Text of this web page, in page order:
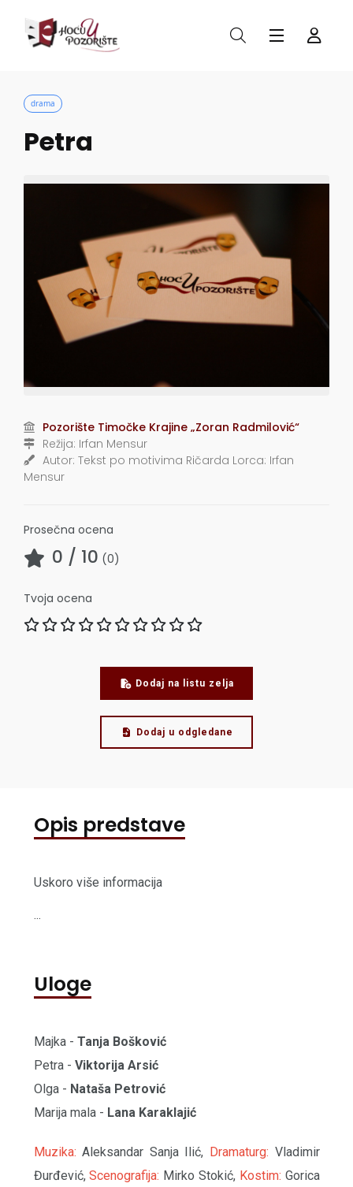
drama
Petra
Pozorište Timočke Krajine „Zoran Radmilović“
Režija: Irfan Mensur
Autor: Tekst po motivima Ričarda Lorca: Irfan
Mensur
Prosečna ocena
0 / 10 (0)
Tvoja ocena
Dodaj na listu zelja
Dodaj u odgledane
Opis predstave
Uskoro više informacija
...
Uloge
Majka - Tanja Bošković
Petra - Viktorija Arsić
Olga - Nataša Petrović
Marija mala - Lana Karaklajić
Muzika: Aleksandar Sanja Ilić, Dramaturg: Vladimir
Đurđević,Scenografija: Mirko Stokić, Kostim: Gorica